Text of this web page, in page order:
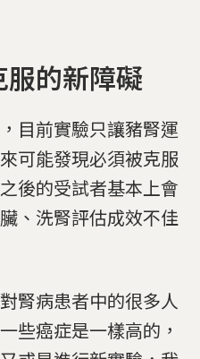
的新障礙
目前實驗只讓豬腎運
可能發現必須被克服
後的受試者基本上會
、洗腎評估成效不佳
腎病患者中的很多人
些癌症是一樣高的，